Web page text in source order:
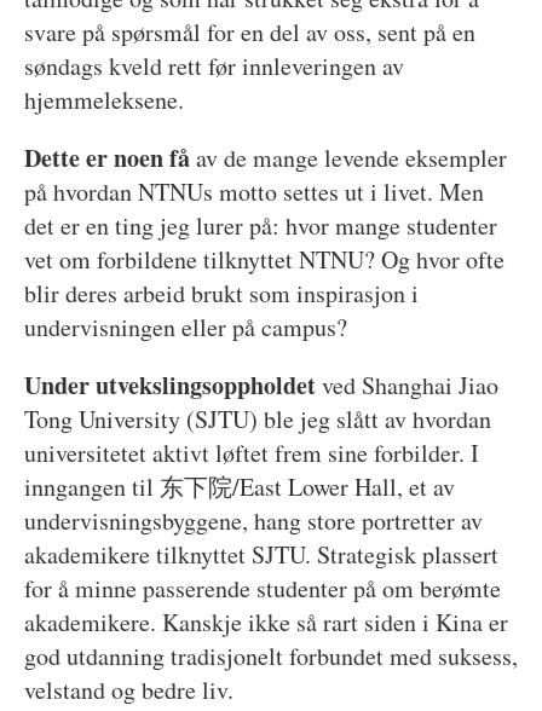
svare på spørsmål for en del av oss, sent på en
søndags kveld rett før innleveringen av
hjemmeleksene.
Dette er noen fåav de mange levende eksempler
på hvordan NTNUs motto settes ut i livet. Men
det er en ting jeg lurer på: hvor mange studenter
vet om forbildene tilknyttet NTNU? Og hvor ofte
blir deres arbeid brukt som inspirasjon i
undervisningen eller på campus?
Under utvekslingsoppholdetved Shanghai Jiao
Tong University (SJTU) ble jeg slått av hvordan
universitetet aktivt løftet frem sine forbilder. I
inngangen til 东下院/East Lower Hall, et av
undervisningsbyggene, hang store portretter av
akademikere tilknyttet SJTU. Strategisk plassert
for å minne passerende studenter på om berømte
akademikere. Kanskje ikke så rart siden i Kina er
god utdanning tradisjonelt forbundet med suksess,
velstand og bedre liv.